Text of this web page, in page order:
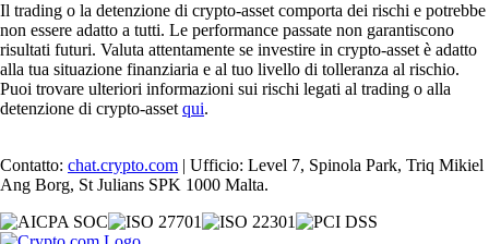
Il trading o la detenzione di crypto-asset comporta dei rischi e potrebbe
non essere adatto a tutti. Le performance passate non garantiscono
risultati futuri. Valuta attentamente se investire in crypto-asset è adatto
alla tua situazione finanziaria e al tuo livello di tolleranza al rischio.
Puoi trovare ulteriori informazioni sui rischi legati al trading o alla
detenzione di crypto-asset qui.
Contatto: chat.crypto.com | Ufficio: Level 7, Spinola Park, Triq Mikiel
Ang Borg, St Julians SPK 1000 Malta.